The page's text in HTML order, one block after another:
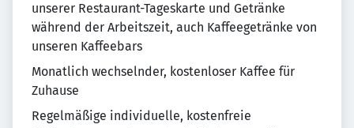
unserer Restaurant-Tageskarte und Getränke
während der Arbeitszeit, auch Kaffeegetränke von
unseren Kaffeebars
Monatlich wechselnder, kostenloser Kaffee für
Zuhause
Regelmäßige individuelle, kostenfreie